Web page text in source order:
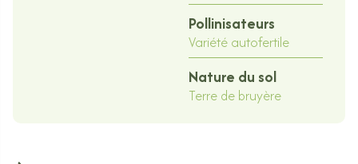
Pollinisateurs
Variété autofertile
Nature du sol
Terre de bruyère